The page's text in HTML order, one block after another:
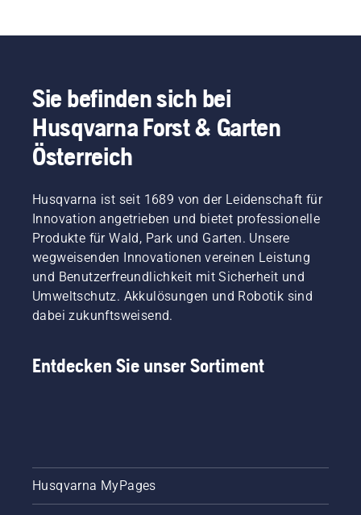
Sie befinden sich bei
Husqvarna Forst & Garten
Österreich
Husqvarna ist seit 1689 von der Leidenschaft für
Innovation angetrieben und bietet professionelle
Produkte für Wald, Park und Garten. Unsere
wegweisenden Innovationen vereinen Leistung
und Benutzerfreundlichkeit mit Sicherheit und
Umweltschutz. Akkulösungen und Robotik sind
dabei zukunftsweisend.
Entdecken Sie unser Sortiment
Husqvarna MyPages